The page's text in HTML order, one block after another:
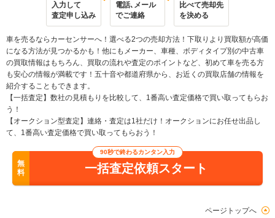
入力して
査定申し込み
電話､メール
でご連絡
比べて売却先
を決める
車を売るならカーセンサーへ！選べる2つの売却方法！下取りより買取額が高価
になる方法が見つかるかも！他にもメーカー、車種、ボディタイプ別の中古車
の買取情報はもちろん、買取の流れや査定のポイントなど、初めて車を売る方
も安心の情報が満載です！五十音や都道府県から、お近くの買取店舗の情報を
紹介することもできます。
【一括査定】数社の見積もりを比較して、1番高い査定価格で買い取ってもらお
う！
【オークション型査定】連絡・査定は1社だけ！オークションにお任せ出品し
て、1番高い査定価格で買い取ってもらおう！
無
料
90秒で終わるカンタン入力
一括査定依頼スタート
ページトップへ